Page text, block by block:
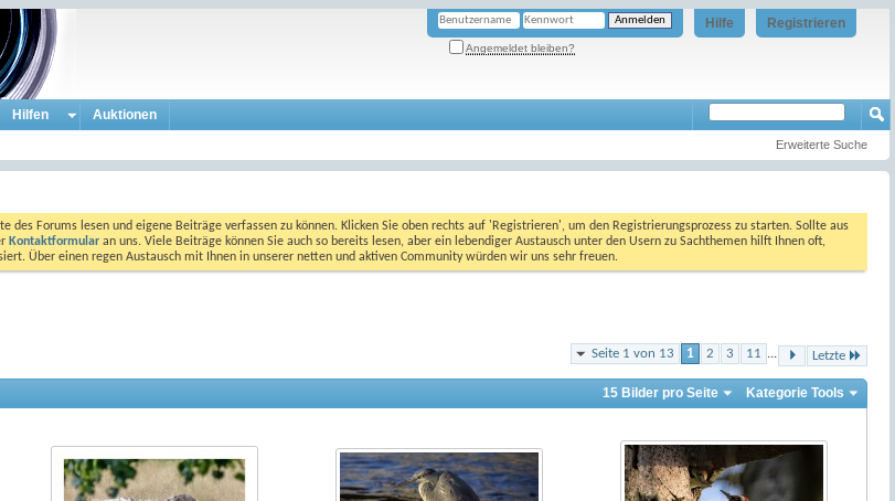
Registrieren
Hilfe
Angemeldet bleiben?
Hilfen Auktionen
Erweiterte Suche
des Forums lesen und eigene Beiträge verfassen zu können. Klicken Sie oben rechts auf 'Registrieren', um den Registrierungsprozess zu starten. Sollte aus
Kontaktformular an uns. Viele Beiträge können Sie auch so bereits lesen, aber ein lebendiger Austausch unter den Usern zu Sachthemen hilft Ihnen oft,
Über einen regen Austausch mit Ihnen in unserer netten und aktiven Community würden wir uns sehr freuen.
Seite 1 von 13 1 2 3 11 ... Letzte
Kategorie Tools
15 Bilder pro Seite